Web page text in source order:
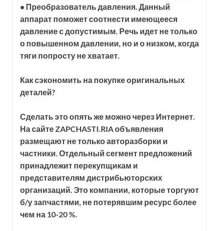
• Преобразователь давления. Данный
аппарат поможет соотнести имеющееся
давление с допустимым. Речь идет не только
о повышенном давлении, но и о низком, когда
тяги попросту не хватает.
Как сэкономить на покупке оригинальных
деталей?
Сделать это опять же можно через Интернет.
На сайте ZAPCHASTI.RIA объявления
размещают не только авторазборки и
частники. Отдельный сегмент предложений
принадлежит перекупщикам и
представителям дистрибьюторских
организаций. Это компании, которые торгуют
б/у запчастями, не потерявшим ресурс более
чем на 10-20 %.